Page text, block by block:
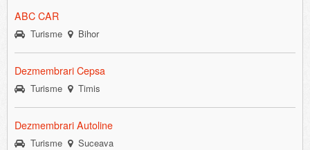
ABC CAR
Turisme Bihor
Dezmembrari Cepsa
Turisme Timis
Dezmembrari Autoline
Turisme Suceava